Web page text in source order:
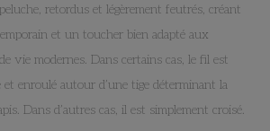
retordus et légèrement feutrés, créant
et un toucher bien adapté aux
vie modernes. Dans certains cas, le fil est
et enroulé autour d’une tige déterminant la
Dans d’autres cas, il est simplement croisé.